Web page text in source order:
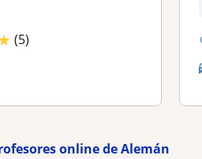
(5)
online de Alemán